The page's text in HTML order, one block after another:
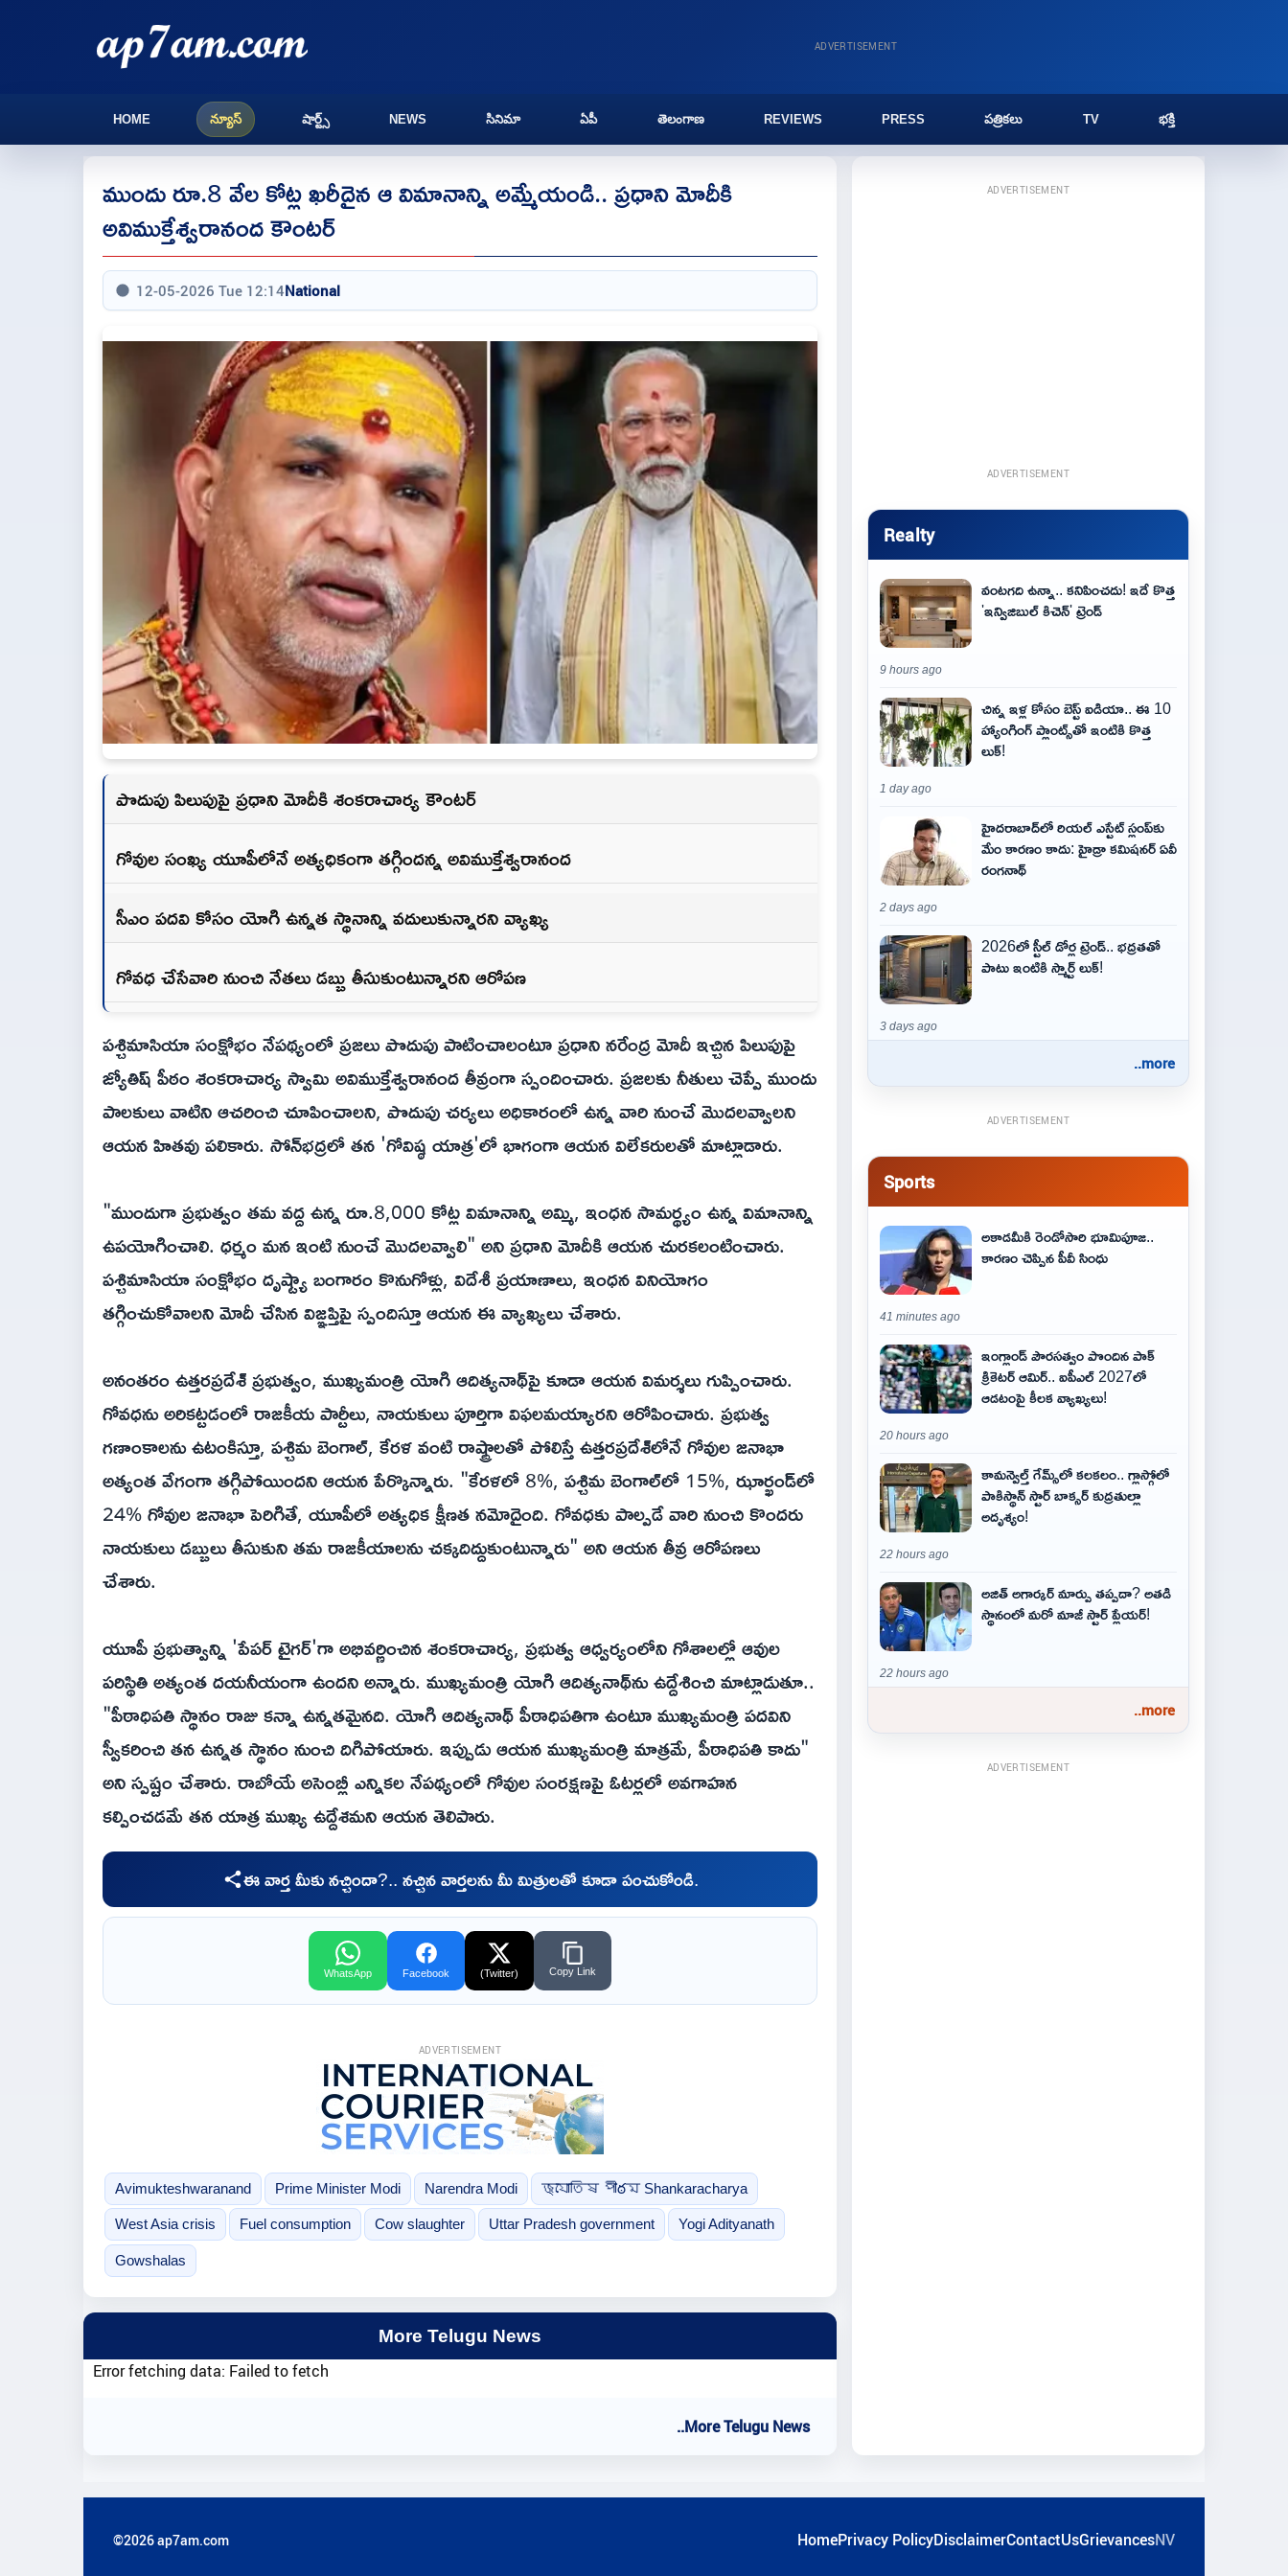
ADVERTISEMENT
HOME న్యూస్ షార్ట్స్ NEWS సినిమా ఏపీ తెలంగాణ REVIEWS PRESS పత్రికలు TV భక్తి
ముందు రూ.8 వేల‌ కోట్ల ఖ‌రీదైన ఆ విమానాన్ని అమ్మేయండి.. ప్ర‌ధాని మోదీకి
అవిముక్తేశ్వ‌రానంద కౌంట‌ర్‌
12-05-2026 Tue 12:14National
పొదుపు పిలుపుపై ప్రధాని మోదీకి శంకరాచార్య కౌంటర్
గోవుల సంఖ్య యూపీలోనే అత్యధికంగా తగ్గిందన్న అవిముక్తేశ్వరానంద
సీఎం పదవి కోసం యోగి ఉన్నత స్థానాన్ని వదులుకున్నారని వ్యాఖ్య
గోవధ చేసేవారి నుంచి నేతలు డబ్బు తీసుకుంటున్నారని ఆరోపణ
పశ్చిమాసియా సంక్షోభం నేపథ్యంలో ప్రజలు పొదుపు పాటించాలంటూ ప్రధాని నరేంద్ర మోదీ ఇచ్చిన పిలుపుపై
జ్యోతిష్ పీఠం శంకరాచార్య స్వామి అవిముక్తేశ్వరానంద తీవ్రంగా స్పందించారు. ప్రజలకు నీతులు చెప్పే ముందు
పాలకులు వాటిని ఆచరించి చూపించాలని, పొదుపు చర్యలు అధికారంలో ఉన్న వారి నుంచే మొదలవ్వాలని
ఆయన హితవు పలికారు. సోన్‌భద్రలో తన 'గోవిష్ఠ యాత్ర'లో భాగంగా ఆయన విలేకరులతో మాట్లాడారు.
"ముందుగా ప్రభుత్వం తమ వద్ద ఉన్న రూ.8,000 కోట్ల విమానాన్ని అమ్మి, ఇంధన సామర్థ్యం ఉన్న విమానాన్ని
ఉపయోగించాలి. ధర్మం మన ఇంటి నుంచే మొదలవ్వాలి" అని ప్రధాని మోదీకి ఆయన చురకలంటించారు.
పశ్చిమాసియా సంక్షోభం దృష్ట్యా బంగారం కొనుగోళ్లు, విదేశీ ప్రయాణాలు, ఇంధన వినియోగం
తగ్గించుకోవాలని మోదీ చేసిన విజ్ఞప్తిపై స్పందిస్తూ ఆయన ఈ వ్యాఖ్యలు చేశారు.
అనంతరం ఉత్తరప్రదేశ్ ప్రభుత్వం, ముఖ్యమంత్రి యోగి ఆదిత్యనాథ్‌పై కూడా ఆయన విమర్శలు గుప్పించారు.
గోవధను అరికట్టడంలో రాజకీయ పార్టీలు, నాయకులు పూర్తిగా విఫలమయ్యారని ఆరోపించారు. ప్రభుత్వ
గణాంకాలను ఉటంకిస్తూ, పశ్చిమ బెంగాల్, కేరళ వంటి రాష్ట్రాలతో పోలిస్తే ఉత్తరప్రదేశ్‌లోనే గోవుల జనాభా
అత్యంత వేగంగా తగ్గిపోయిందని ఆయన పేర్కొన్నారు. "కేరళలో 8%, పశ్చిమ బెంగాల్‌లో 15%, ఝార్ఖండ్‌లో
24% గోవుల జనాభా పెరిగితే, యూపీలో అత్యధిక క్షీణత నమోదైంది. గోవధకు పాల్పడే వారి నుంచి కొందరు
నాయకులు డబ్బులు తీసుకుని తమ రాజకీయాలను చక్కదిద్దుకుంటున్నారు" అని ఆయన తీవ్ర ఆరోపణలు
చేశారు.
యూపీ ప్రభుత్వాన్ని 'పేపర్ టైగర్'గా అభివర్ణించిన శంకరాచార్య, ప్రభుత్వ ఆధ్వర్యంలోని గోశాలల్లో ఆవుల
పరిస్థితి అత్యంత దయనీయంగా ఉందని అన్నారు. ముఖ్యమంత్రి యోగి ఆదిత్యనాథ్‌ను ఉద్దేశించి మాట్లాడుతూ..
"పీఠాధిపతి స్థానం రాజు కన్నా ఉన్నతమైనది. యోగి ఆదిత్యనాథ్ పీఠాధిపతిగా ఉంటూ ముఖ్యమంత్రి పదవిని
స్వీకరించి తన ఉన్నత స్థానం నుంచి దిగిపోయారు. ఇప్పుడు ఆయన ముఖ్యమంత్రి మాత్రమే, పీఠాధిపతి కాదు"
అని స్పష్టం చేశారు. రాబోయే అసెంబ్లీ ఎన్నికల నేపథ్యంలో గోవుల సంరక్షణపై ఓటర్లలో అవగాహన
కల్పించడమే తన యాత్ర ముఖ్య ఉద్దేశమని ఆయన తెలిపారు.
ఈ వార్త మీకు నచ్చిందా?.. నచ్చిన వార్తలను మీ మిత్రులతో కూడా పంచుకోండి.
WhatsApp Facebook (Twitter) Copy Link
ADVERTISEMENT
Avimukteshwaranand Prime Minister Modi Narendra Modi জ্যোতিষ পীఠম Shankaracharya
West Asia crisis Fuel consumption Cow slaughter Uttar Pradesh government Yogi Adityanath
Gowshalas
More Telugu News
Error fetching data: Failed to fetch
..More Telugu News
ADVERTISEMENT
ADVERTISEMENT
Realty
వంటగది ఉన్నా.. కనిపించదు! ఇదే కొత్త
'ఇన్విజిబుల్ కిచెన్' ట్రెండ్
9 hours ago
చిన్న ఇళ్ల కోసం బెస్ట్ ఐడియా.. ఈ 10
హ్యాంగింగ్ ప్లాంట్స్‌తో ఇంటికి కొత్త
లుక్!
1 day ago
హైదరాబాద్‌లో రియల్ ఎస్టేట్ స్లంప్‌కు
మేం కారణం కాదు: హైడ్రా కమిషనర్ ఏవీ
రంగనాథ్
2 days ago
2026లో స్టీల్ డోర్ల ట్రెండ్.. భద్రతతో
పాటు ఇంటికి స్మార్ట్ లుక్!
3 days ago
..more
ADVERTISEMENT
Sports
అకాడమీకి రెండోసారి భూమిపూజ..
కారణం చెప్పిన పీవీ సింధు
41 minutes ago
ఇంగ్లాండ్ పౌరసత్వం పొందిన పాక్
క్రికెటర్ ఆమిర్.. ఐపీఎల్ 2027లో
ఆడటంపై కీలక వ్యాఖ్యలు!
20 hours ago
కామన్వెల్త్ గేమ్స్‌లో కలకలం.. గ్లాస్గోలో
పాకిస్థాన్ స్టార్ బాక్సర్ కుద్రతుల్లా
అదృశ్యం!
22 hours ago
అజిత్‌ అగార్కర్‌ మార్పు తప్పదా? అతడి
స్థానంలో మరో మాజీ స్టార్‌ ప్లేయర్‌!
22 hours ago
..more
ADVERTISEMENT
©2026 ap7am.com HomePrivacy PolicyDisclaimerContactUsGrievancesNV